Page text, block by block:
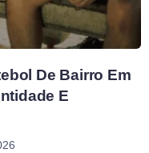
De Bairro Em
E